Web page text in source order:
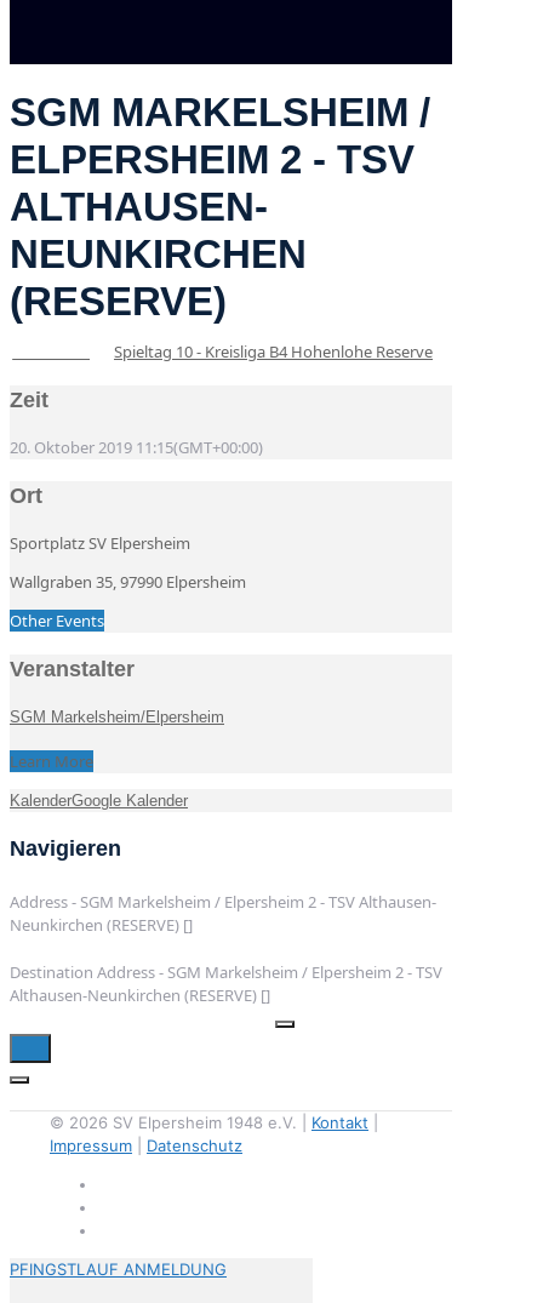
SGM MARKELSHEIM /
ELPERSHEIM 2 - TSV
ALTHAUSEN-
NEUNKIRCHEN
(RESERVE)
Spieltag 10 - Kreisliga B4 Hohenlohe Reserve
Zeit
20. Oktober 2019 11:15(GMT+00:00)
Ort
Sportplatz SV Elpersheim
Wallgraben 35, 97990 Elpersheim
Other Events
Veranstalter
SGM Markelsheim/Elpersheim
Learn More
KalenderGoogle Kalender
Navigieren
Address - SGM Markelsheim / Elpersheim 2 - TSV Althausen-
Neunkirchen (RESERVE) []
Destination Address - SGM Markelsheim / Elpersheim 2 - TSV
Althausen-Neunkirchen (RESERVE) []
© 2026 SV Elpersheim 1948 e.V. | Kontakt
Impressum
Datenschutz
PFINGSTLAUF ANMELDUNG